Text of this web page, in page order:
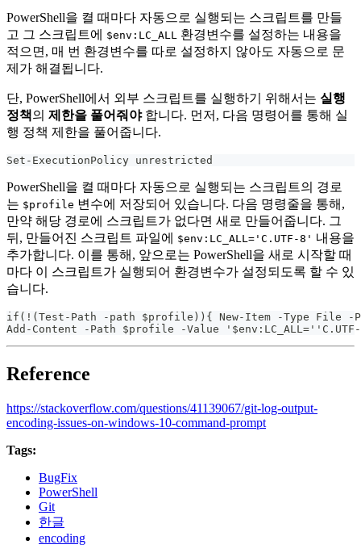
PowerShell을 켤 때마다 자동으로 실행되는 스크립트를 만들
고 그 스크립트에
$env:LC_ALL 환경변수를 설정하는 내용을
적으면, 매 번 환경변수를 따로 설정하지 않아도 자동으로 문
제가 해결됩니다.
단, PowerShell에서 외부 스크립트를 실행하기 위해서는 실행
정책의 제한을 풀어줘야합니다. 먼저, 다음 명령어를 통해 실
행 정책 제한을 풀어줍니다.
Set-ExecutionPolicy unrestricted
PowerShell을 켤 때마다 자동으로 실행되는 스크립트의 경로
는 $profile 변수에 저장되어 있습니다. 다음 명령줄을 통해,
만약 해당 경로에 스크립트가 없다면 새로 만들어줍니다. 그
뒤, 만들어진 스크립트 파일에
$env:LC_ALL='C.UTF-8' 내용을
추가합니다. 이를 통해, 앞으로는 PowerShell을 새로 시작할 때
마다 이 스크립트가 실행되어 환경변수가 설정되도록 할 수 있
습니다.
if(!(Test-Path -path $profile)){ New-Item -Type File -
Add-Content -Path $profile -Value
Reference
https://stackoverflow.com/questions/41139067/git-log-output-
encoding-issues-on-windows-10-command-prompt
Tags:
BugFix
PowerShell
Git
한글
encoding